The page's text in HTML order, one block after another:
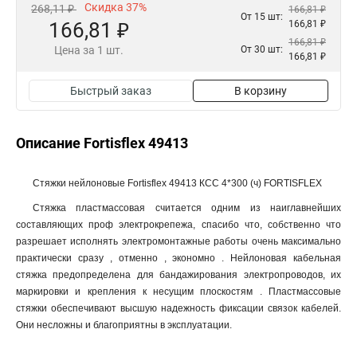
268,11 ₽ Скидка 37%
166,81 ₽
Цена за 1 шт.
От 15 шт:
166,81 ₽
166,81 ₽
От 30 шт:
166,81 ₽
166,81 ₽
Быстрый заказ В корзину
Описание Fortisflex 49413
Стяжки нейлоновые Fortisflex 49413 КСС 4*300 (ч) FORTISFLEX
Стяжка пластмассовая считается одним из наиглавнейших
составляющих проф электрокрепежа, спасибо что, собственно что
разрешает исполнять электромонтажные работы очень максимально
практически сразу , отменно , экономно . Нейлоновая кабельная
стяжка предопределена для бандажирования электропроводов, их
маркировки и крепления к несущим плоскостям . Пластмассовые
стяжки обеспечивают высшую надежность фиксации связок кабелей.
Они несложны и благоприятны в эксплуатации.